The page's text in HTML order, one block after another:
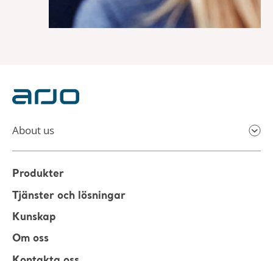
About us
Produkter
Tjänster och lösningar
Kunskap
Om oss